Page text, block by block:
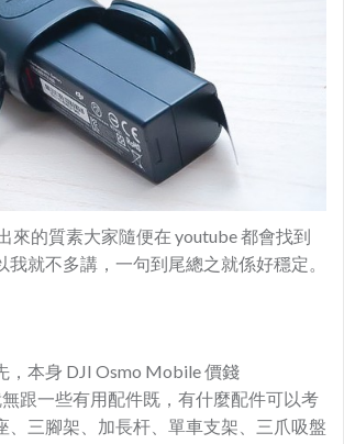
來的質素大家隨便在 youtube 都會找到
我就不多講，一句到尾總之就係好穩定。
，本身 DJI Osmo Mobile 價錢
跟一些有用配件既，有什麼配件可以考
、三腳架、加長杆、單車支架、三爪吸盤